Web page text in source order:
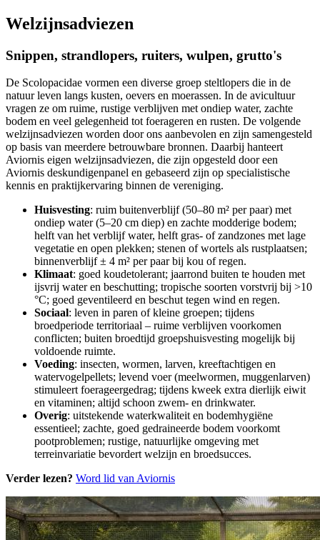
Welzijnsadviezen
Snippen, strandlopers, ruiters, wulpen, grutto's
De Scolopacidae vormen een diverse groep steltlopers die in de
natuur leven langs kusten, oevers en moerassen. In de avicultuur
vragen ze om ruime, rustige verblijven met ondiep water, zachte
bodem en veel gelegenheid tot foerageren en rusten. De volgende
welzijnsadviezen worden door ons aanbevolen en zijn samengesteld
op basis van meerdere betrouwbare bronnen. Daarbij hanteert
Aviornis eigen welzijnsadviezen, die zijn opgesteld door een
Aviornis deskundigenpanel en gebaseerd zijn op specialistische
kennis en praktijkervaring binnen de vereniging.
Huisvesting: ruim buitenverblijf (50–80 m² per paar) met
ondiep water (5–20 cm diep) en zachte modderige bodem;
helft van het verblijf water, helft gras- of zandzones met lage
vegetatie en open plekken; stenen of wortels als rustplaatsen;
binnenverblijf ± 4 m² per paar bij kou of regen.
Klimaat: goed koudetolerant; jaarrond buiten te houden met
ijsvrij water en beschutting; tropische soorten vorstvrij bij >10
°C; goed geventileerd en beschut tegen wind en regen.
Sociaal: leven in paren of kleine groepen; tijdens
broedperiode territoriaal – ruime verblijven voorkomen
conflicten; buiten broedtijd groepshuisvesting mogelijk bij
voldoende ruimte.
Voeding: insecten, wormen, larven, kreeftachtigen en
watervogelpellets; levend voer (meelwormen, muggenlarven)
stimuleert foerageergedrag; tijdens kweek extra dierlijk eiwit
en vitaminen; altijd schoon zwem- en drinkwater.
Overig: uitstekende waterkwaliteit en bodemhygiëne
essentieel; zachte, goed gedraineerde bodem voorkomt
pootproblemen; rustige, natuurlijke omgeving met
terreinvariatie bevordert welzijn en broedsucces.
Verder lezen? Word lid van Aviornis